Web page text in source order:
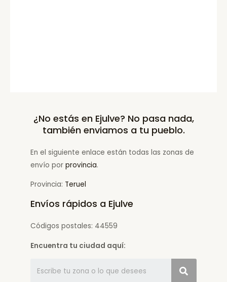
¿No estás en Ejulve? No pasa nada,
también enviamos a tu pueblo.
En el siguiente enlace están todas las zonas de
envío por provincia.
Provincia: Teruel
Envíos rápidos a Ejulve
Códigos postales: 44559
Encuentra tu ciudad aquí: